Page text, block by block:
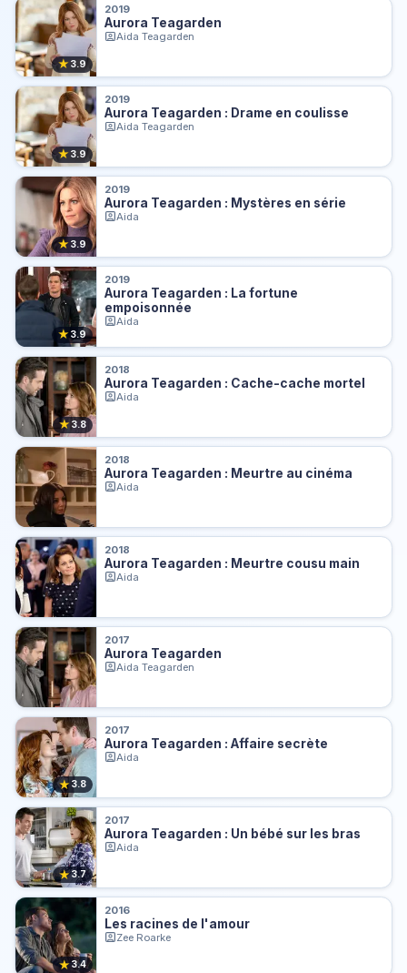
★3.9
2019
Aurora Teagarden
Aida Teagarden
★3.9
2019
Aurora Teagarden : Drame en coulisse
Aida Teagarden
★ 3.9
2019
Aurora Teagarden : Mystères en série
Aida
★ 3.9
2019
Aurora Teagarden : La fortune
empoisonnée
Aida
★ 3.8
2018
Aurora Teagarden : Cache-cache mortel
Aida
2018
Aurora Teagarden : Meurtre au cinéma
Aida
2018
Aurora Teagarden : Meurtre cousu main
Aida
2017
Aurora Teagarden
Aida Teagarden
★ 3.8
2017
Aurora Teagarden : Affaire secrète
Aida
★3.7
2017
Aurora Teagarden : Un bébé sur les bras
Aida
★3.4
2016
Les racines de l'amour
Zee Roarke